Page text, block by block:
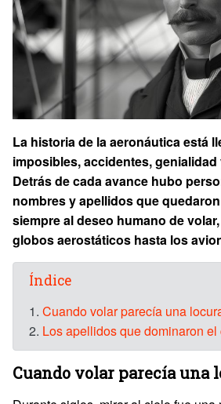
La historia de la aeronáutica está
imposibles, accidentes,
Detrás de cada avance hubo
nombres y apellidos que
siempre al deseo humano de
globos aerostáticos hasta los
Índice
1. Cuando volar parecía una
2. Los apellidos que dominaron
Cuando volar parecía una